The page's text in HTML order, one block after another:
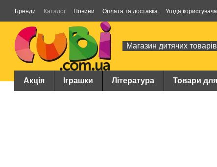
Перейти до основного контенту
Бренди Каталог Новини Оплата та доставка Угода користувача
Магазин дитячих товарів
Акція Іграшки Література Товари